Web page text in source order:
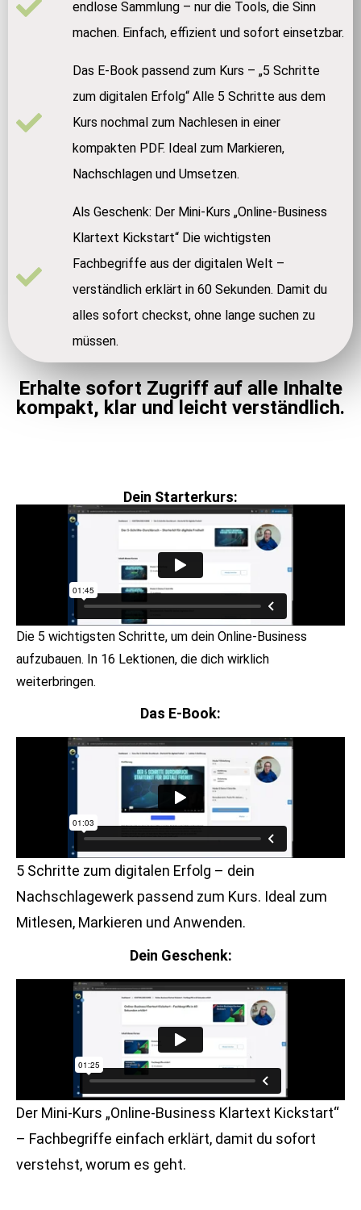
endlose Sammlung – nur die Tools, die Sinn
machen. Einfach, effizient und sofort einsetzbar.
Das E-Book passend zum Kurs – „5 Schritte
zum digitalen Erfolg“ Alle 5 Schritte aus dem
Kurs nochmal zum Nachlesen in einer
kompakten PDF. Ideal zum Markieren,
Nachschlagen und Umsetzen.
Als Geschenk: Der Mini-Kurs „Online-Business
Klartext Kickstart“ Die wichtigsten
Fachbegriffe aus der digitalen Welt –
verständlich erklärt in 60 Sekunden. Damit du
alles sofort checkst, ohne lange suchen zu
müssen.
Erhalte sofort Zugriff auf alle Inhalte
kompakt, klar und leicht verständlich.
Dein Starterkurs:
Die 5 wichtigsten Schritte, um dein Online-Business
aufzubauen. In 16 Lektionen, die dich wirklich
weiterbringen.
Das E-Book:
5 Schritte zum digitalen Erfolg – dein
Nachschlagewerk passend zum Kurs. Ideal zum
Mitlesen, Markieren und Anwenden.
Dein Geschenk:
Der Mini-Kurs „Online-Business Klartext Kickstart“
– Fachbegriffe einfach erklärt, damit du sofort
verstehst, worum es geht.